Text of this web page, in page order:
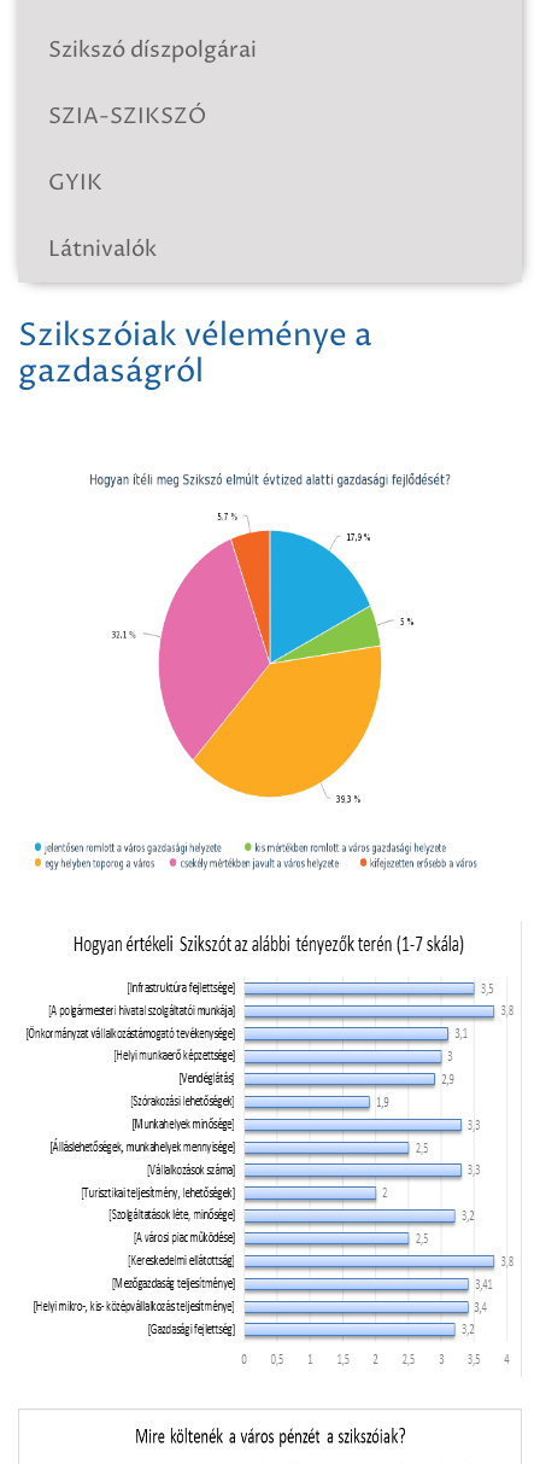
Szikszó díszpolgárai
SZIA-SZIKSZÓ
GYIK
Látnivalók
Szikszóiak véleménye a
gazdaságról